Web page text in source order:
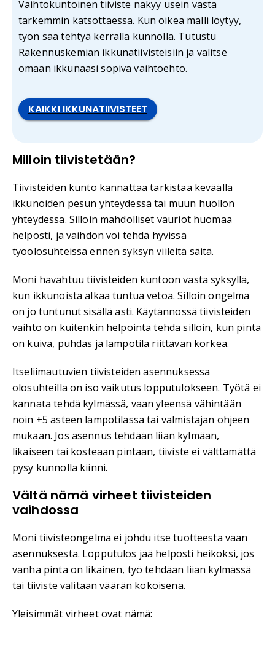
Vaihtokuntoinen tiiviste näkyy usein vasta
tarkemmin katsottaessa. Kun oikea malli löytyy,
työn saa tehtyä kerralla kunnolla. Tutustu
Rakennuskemian ikkunatiivisteisiin ja valitse
omaan ikkunaasi sopiva vaihtoehto.
KAIKKI IKKUNATIIVISTEET
Milloin tiivistetään?
Tiivisteiden kunto kannattaa tarkistaa keväällä
ikkunoiden pesun yhteydessä tai muun huollon
yhteydessä. Silloin mahdolliset vauriot huomaa
helposti, ja vaihdon voi tehdä hyvissä
työolosuhteissa ennen syksyn viileitä säitä.
Moni havahtuu tiivisteiden kuntoon vasta syksyllä,
kun ikkunoista alkaa tuntua vetoa. Silloin ongelma
on jo tuntunut sisällä asti. Käytännössä tiivisteiden
vaihto on kuitenkin helpointa tehdä silloin, kun pinta
on kuiva, puhdas ja lämpötila riittävän korkea.
Itseliimautuvien tiivisteiden asennuksessa
olosuhteilla on iso vaikutus lopputulokseen. Työtä ei
kannata tehdä kylmässä, vaan yleensä vähintään
noin +5 asteen lämpötilassa tai valmistajan ohjeen
mukaan. Jos asennus tehdään liian kylmään,
likaiseen tai kosteaan pintaan, tiiviste ei välttämättä
pysy kunnolla kiinni.
Vältä nämä virheet tiivisteiden
vaihdossa
Moni tiivisteongelma ei johdu itse tuotteesta vaan
asennuksesta. Lopputulos jää helposti heikoksi, jos
vanha pinta on likainen, työ tehdään liian kylmässä
tai tiiviste valitaan väärän kokoisena.
Yleisimmät virheet ovat nämä: